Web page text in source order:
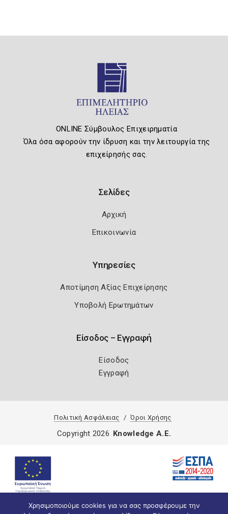
ONLINE Σύμβουλος Επιχειρηματία
Όλα όσα αφορούν την ίδρυση και την λειτουργία της
επιχείρησής σας.
Σελίδες
Αρχική
Επικοινωνία
Υπηρεσίες
Αποτίμηση Αξίας Επιχείρησης
Υποβολή Ερωτημάτων
Είσοδος – Εγγραφή
Είσοδος
Εγγραφή
Πολιτική Ασφάλειας Όροι Χρήσης
Χρησιμοποιούμε cookies για να σας προσφέρουμε την
Copyright 2026 Knowledge A.E.